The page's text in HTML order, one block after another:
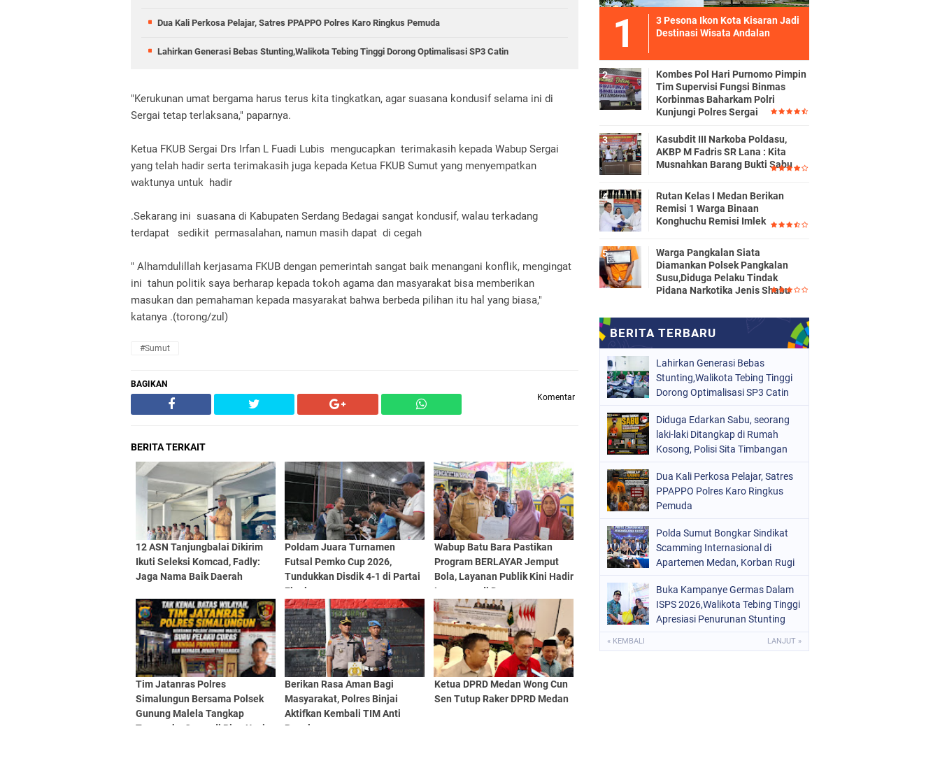
Dua Kali Perkosa Pelajar, Satres PPAPPO Polres Karo Ringkus Pemuda
Lahirkan Generasi Bebas Stunting,Walikota Tebing Tinggi Dorong Optimalisasi SP3 Catin
"Kerukunan umat bergama harus terus kita tingkatkan, agar suasana kondusif selama ini di
Sergai tetap terlaksana," paparnya.
Ketua FKUB Sergai Drs Irfan L Fuadi Lubis mengucapkan terimakasih kepada Wabup Sergai
yang telah hadir serta terimakasih juga kepada Ketua FKUB Sumut yang menyempatkan
waktunya untuk hadir
.Sekarang ini suasana di Kabupaten Serdang Bedagai sangat kondusif, walau terkadang
terdapat sedikit permasalahan, namun masih dapat di cegah
" Alhamdulillah kerjasama FKUB dengan pemerintah sangat baik menangani konflik, mengingat
ini tahun politik saya berharap kepada tokoh agama dan masyarakat bisa memberikan
masukan dan pemahaman kepada masyarakat bahwa berbeda pilihan itu hal yang biasa,"
katanya .(torong/zul)
#Sumut
BAGIKAN
Komentar
BERITA TERKAIT
12 ASN Tanjungbalai Dikirim
Ikuti Seleksi Komcad, Fadly:
Jaga Nama Baik Daerah
Poldam Juara Turnamen
Futsal Pemko Cup 2026,
Tundukkan Disdik 4-1 di Partai
Final
Wabup Batu Bara Pastikan
Program BERLAYAR Jemput
Bola, Layanan Publik Kini Hadir
Langsung di Desa
Tim Jatanras Polres
Simalungun Bersama Polsek
Gunung Malela Tangkap
Tersangka Curas di Riau Usai
Berikan Rasa Aman Bagi
Masyarakat, Polres Binjai
Aktifkan Kembali TIM Anti
Begal
Ketua DPRD Medan Wong Cun
Sen Tutup Raker DPRD Medan
3 Pesona Ikon Kota Kisaran Jadi
Destinasi Wisata Andalan
Kombes Pol Hari Purnomo Pimpin
Tim Supervisi Fungsi Binmas
Korbinmas Baharkam Polri
Kunjungi Polres Sergai
Kasubdit III Narkoba Poldasu,
AKBP M Fadris SR Lana : Kita
Musnahkan Barang Bukti Sabu
Rutan Kelas I Medan Berikan
Remisi 1 Warga Binaan
Konghuchu Remisi Imlek
Warga Pangkalan Siata
Diamankan Polsek Pangkalan
Susu,Diduga Pelaku Tindak
Pidana Narkotika Jenis Shabu
Lahirkan Generasi Bebas
Stunting,Walikota Tebing Tinggi
Dorong Optimalisasi SP3 Catin
Diduga Edarkan Sabu, seorang
laki-laki Ditangkap di Rumah
Kosong, Polisi Sita Timbangan
Dua Kali Perkosa Pelajar, Satres
PPAPPO Polres Karo Ringkus
Pemuda
Polda Sumut Bongkar Sindikat
Scamming Internasional di
Apartemen Medan, Korban Rugi
Buka Kampanye Germas Dalam
ISPS 2026,Walikota Tebing Tinggi
Apresiasi Penurunan Stunting
« KEMBALI LANJUT »